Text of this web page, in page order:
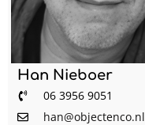
Han Nieboer
06 3956 9051
han@objectenco.nl